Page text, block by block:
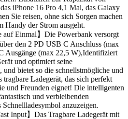
iPhone 16 Pro 4,1 Mal, das Galaxy
Sie reisen, ohne sich Sorgen machen
Handy der Strom ausgeht.
auf Einmal】Die Powerbank versorgt
den 2 PD USB C Anschluss (max
Ausgänge (max 22,5 W),Identifiziert
und optimiert seine
bietet so die schnellstmögliche und
tragbare Ladegerät, das sich perfekt
und Freunden eignet! Die intelligenten
und verbleibenden
Schnellladesymbol anzuzeigen.
Input】Das Tragbare Ladegerät mit